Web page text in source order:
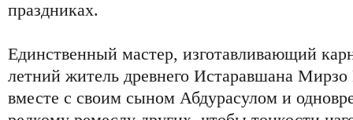
праздниках.
Единственный мастер, изготавливающий
летний житель древнего Истаравшана
вместе с своим сыном Абдурасулом и